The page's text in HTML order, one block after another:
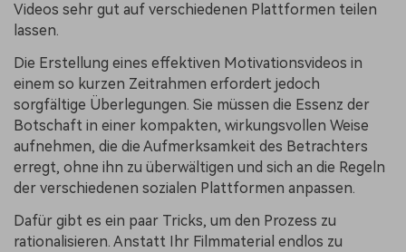
Videos sehr gut auf verschiedenen Plattformen teilen
lassen.
Die Erstellung eines effektiven Motivationsvideos in
einem so kurzen Zeitrahmen erfordert jedoch
sorgfältige Überlegungen. Sie müssen die Essenz der
Botschaft in einer kompakten, wirkungsvollen Weise
aufnehmen, die die Aufmerksamkeit des Betrachters
erregt, ohne ihn zu überwältigen und sich an die Regeln
der verschiedenen sozialen Plattformen anpassen.
Dafür gibt es ein paar Tricks, um den Prozess zu
rationalisieren. Anstatt Ihr Filmmaterial endlos zu